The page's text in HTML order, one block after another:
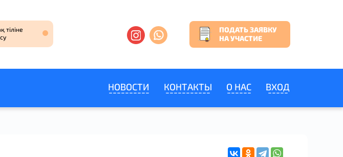
ПОДАТЬ ЗАЯВКУ
НА УЧАСТИЕ
НОВОСТИ КОНТАКТЫ О НАС ВХОД